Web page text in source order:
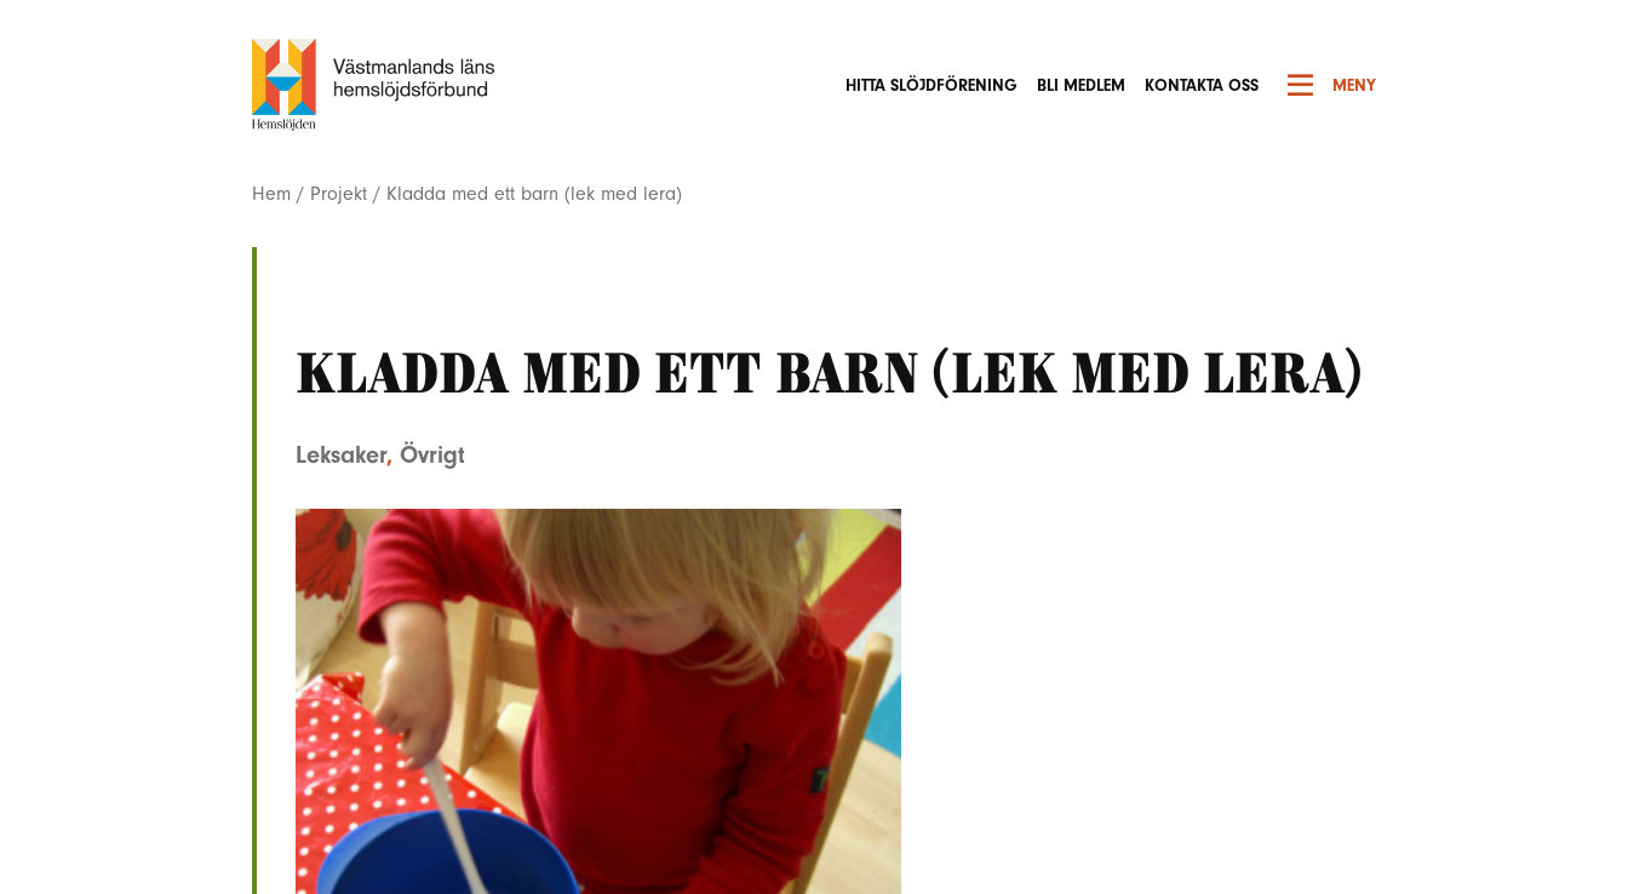
HITTA SLÖJDFÖRENING BLI MEDLEM KONTAKTA OSS MENY
Hem / Projekt / Kladda med ett barn (lek med lera)
Kladda med ett barn (lek med lera)
Leksaker, Övrigt